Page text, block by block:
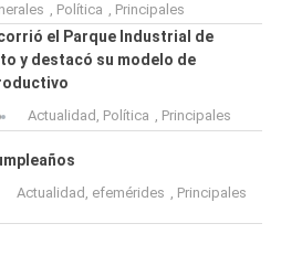
, Política , Principales
el Parque Industrial de
y destacó su modelo de
Actualidad , Política , Principales
Actualidad efemérides Principales